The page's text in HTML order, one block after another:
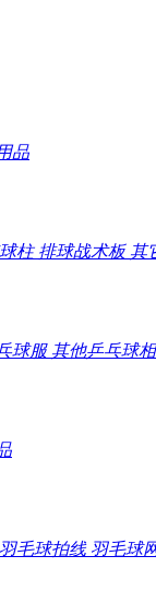
品
柱 排球战术板 其
球服 其他乒乓球
羽毛球拍线 羽毛球